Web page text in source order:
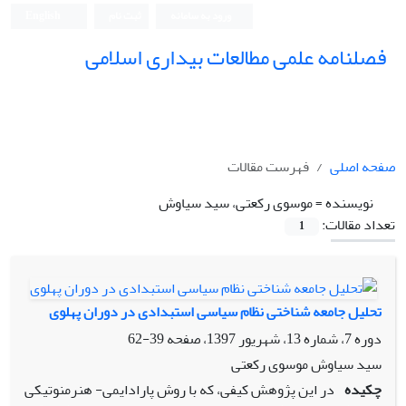
فصلنامه علمی مطالعات بیداری اسلامی
صفحه اصلی
فهرست مقالات
نویسنده =موسوی رکعتی، سید سیاوش
تعداد مقالات:
1
تحلیل جامعه شناختی نظام سیاسی استبدادی در دوران پهلوی
دوره 7، شماره 13، شهریور 1397، صفحه
39-62
سید سیاوش موسوی رکعتی
چکیده در این پژوهش کیفی، که با روش پارادایمی- هنرمنوتیکی